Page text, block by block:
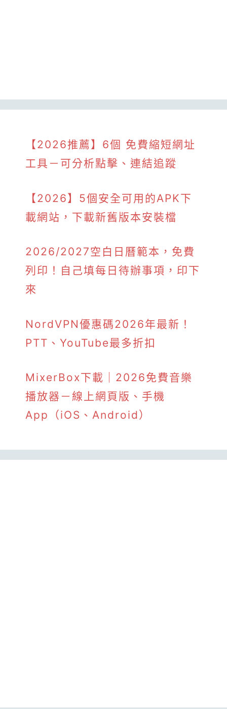
【2026推薦】6個 免費縮短網址
工具－可分析點擊、連結追蹤
【2026】5個安全可用的APK下
載網站，下載新舊版本安裝檔
2026/2027空白日曆範本，免費
列印！自己填每日待辦事項，印下
來
NordVPN優惠碼2026年最新！
PTT、YouTube最多折扣
MixerBox下載｜2026免費音樂
播放器－線上網頁版、手機
App（iOS、Android）